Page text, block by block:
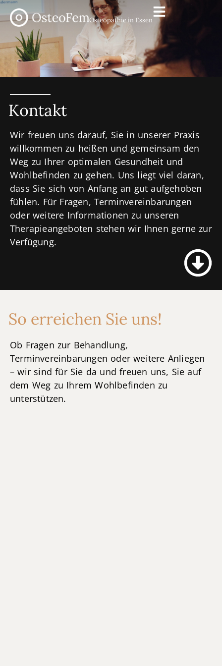
Osteopathie in Essen
Kontakt
Wir freuen uns darauf, Sie in unserer Praxis
willkommen zu heißen und gemeinsam den
Weg zu Ihrer optimalen Gesundheit und
Wohlbefinden zu gehen. Uns liegt viel daran,
dass Sie sich von Anfang an gut aufgehoben
fühlen. Für Fragen, Terminvereinbarungen
oder weitere Informationen zu unseren
Therapieangeboten stehen wir Ihnen gerne zur
Verfügung.
So erreichen Sie uns!
Ob Fragen zur Behandlung,
Terminvereinbarungen oder weitere Anliegen
– wir sind für Sie da und freuen uns, Sie auf
dem Weg zu Ihrem Wohlbefinden zu
unterstützen.